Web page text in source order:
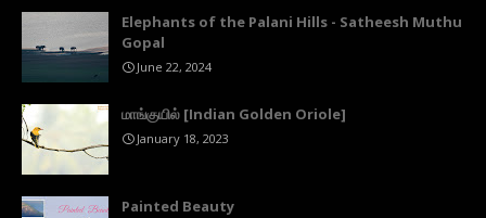
Elephants of the Palani Hills - Satheesh Muthu
Gopal
June 22, 2024
மாங்குயில் [Indian Golden Oriole]
January 18, 2023
Painted Beauty